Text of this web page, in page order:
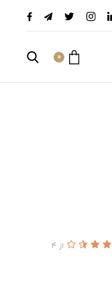
0
از 4